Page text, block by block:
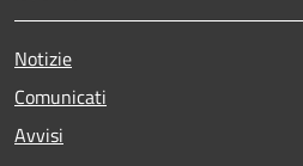
Notizie
Comunicati
Avvisi